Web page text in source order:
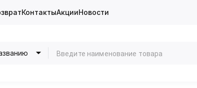
КонтактыАкцииНовости